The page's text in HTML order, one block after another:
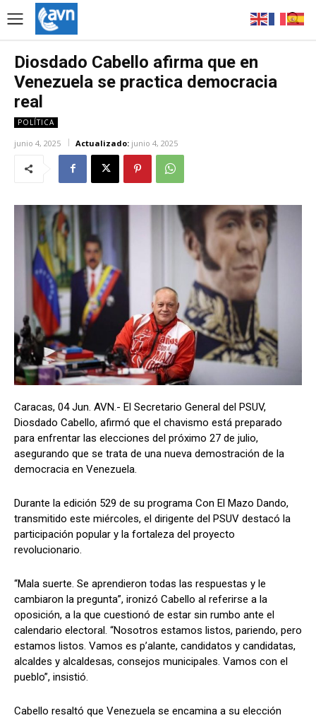
Diosdado Cabello afirma que en
Venezuela se practica democracia
real
POLÍTICA
junio 4, 2025 Actualizado: junio 4, 2025
Caracas, 04 Jun. AVN.- El Secretario General del PSUV,
Diosdado Cabello, afirmó que el chavismo está preparado
para enfrentar las elecciones del próximo 27 de julio,
asegurando que se trata de una nueva demostración de la
democracia en Venezuela.
Durante la edición 529 de su programa Con El Mazo Dando,
transmitido este miércoles, el dirigente del PSUV destacó la
participación popular y la fortaleza del proyecto
revolucionario.
“Mala suerte. Se aprendieron todas las respuestas y le
cambiaron la pregunta”, ironizó Cabello al referirse a la
oposición, a la que cuestionó de estar sin rumbo ante el
calendario electoral. “Nosotros estamos listos, pariendo, pero
estamos listos. Vamos es p’alante, candidatos y candidatas,
alcaldes y alcaldesas, consejos municipales. Vamos con el
pueblo”, insistió.
Cabello resaltó que Venezuela se encamina a su elección